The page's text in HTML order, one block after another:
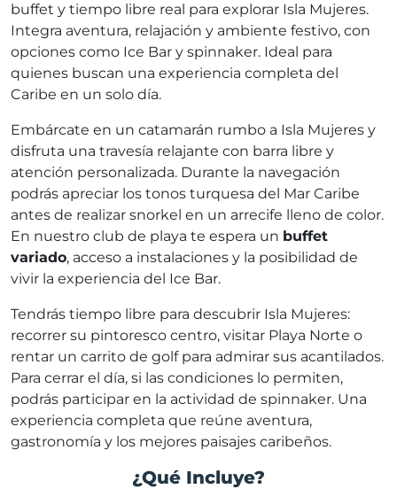
buffet y tiempo libre real para explorar Isla Mujeres.
Integra aventura, relajación y ambiente festivo, con
opciones como Ice Bar y spinnaker. Ideal para
quienes buscan una experiencia completa del
Caribe en un solo día.
Embárcate en un catamarán rumbo a Isla Mujeres y
disfruta una travesía relajante con barra libre y
atención personalizada. Durante la navegación
podrás apreciar los tonos turquesa del Mar Caribe
antes de realizar snorkel en un arrecife lleno de color.
En nuestro club de playa te espera un buffet
variado, acceso a instalaciones y la posibilidad de
vivir la experiencia del Ice Bar.
Tendrás tiempo libre para descubrir Isla Mujeres:
recorrer su pintoresco centro, visitar Playa Norte o
rentar un carrito de golf para admirar sus acantilados.
Para cerrar el día, si las condiciones lo permiten,
podrás participar en la actividad de spinnaker. Una
experiencia completa que reúne aventura,
gastronomía y los mejores paisajes caribeños.
¿Qué Incluye?